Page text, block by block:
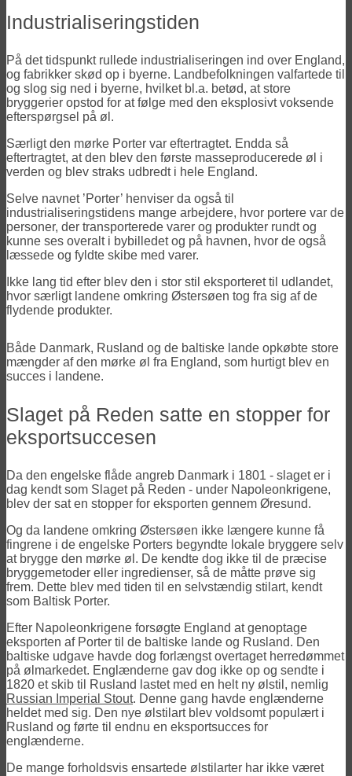
Industrialiseringstiden
På det tidspunkt rullede industrialiseringen ind over England,
og fabrikker skød op i byerne. Landbefolkningen valfartede til
og slog sig ned i byerne, hvilket bl.a. betød, at store
bryggerier opstod for at følge med den eksplosivt voksende
efterspørgsel på øl.
Særligt den mørke Porter var eftertragtet. Endda så
eftertragtet, at den blev den første masseproducerede øl i
verden og blev straks udbredt i hele England.
Selve navnet ’Porter’ henviser da også til
industrialiseringstidens mange arbejdere, hvor portere var de
personer, der transporterede varer og produkter rundt og
kunne ses overalt i bybilledet og på havnen, hvor de også
læssede og fyldte skibe med varer.
Ikke lang tid efter blev den i stor stil eksporteret til udlandet,
hvor særligt landene omkring Østersøen tog fra sig af de
flydende produkter.
Både Danmark, Rusland og de baltiske lande opkøbte store
mængder af den mørke øl fra England, som hurtigt blev en
succes i landene.
Slaget på Reden satte en stopper for
eksportsuccesen
Da den engelske flåde angreb Danmark i 1801 - slaget er i
dag kendt som Slaget på Reden - under Napoleonkrigene,
blev der sat en stopper for eksporten gennem Øresund.
Og da landene omkring Østersøen ikke længere kunne få
fingrene i de engelske Porters begyndte lokale bryggere selv
at brygge den mørke øl. De kendte dog ikke til de præcise
bryggemetoder eller ingredienser, så de måtte prøve sig
frem. Dette blev med tiden til en selvstændig stilart, kendt
som Baltisk Porter.
Efter Napoleonkrigene forsøgte England at genoptage
eksporten af Porter til de baltiske lande og Rusland. Den
baltiske udgave havde dog forlængst overtaget herredømmet
på ølmarkedet. Englænderne gav dog ikke op og sendte i
1820 et skib til Rusland lastet med en helt ny ølstil, nemlig
Russian Imperial Stout. Denne gang havde englænderne
heldet med sig. Den nye ølstilart blev voldsomt populært i
Rusland og førte til endnu en eksportsucces for
englænderne.
De mange forholdsvis ensartede ølstilarter har ikke været